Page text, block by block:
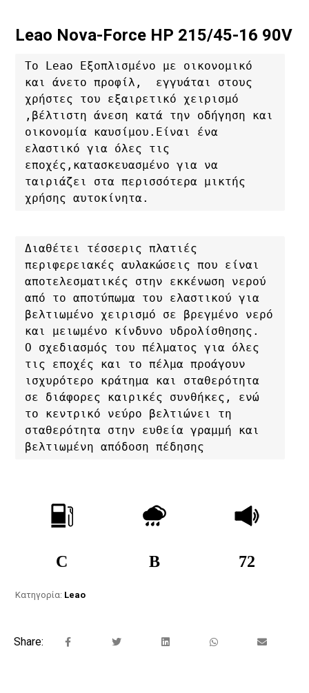
Leao Nova-Force HP 215/45-16 90V
Το Leao Εξοπλισμένο με οικονομικό
και άνετο προφίλ,  εγγυάται στους
χρήστες του εξαιρετικό χειρισμό
,βέλτιστη άνεση κατά την οδήγηση και
οικονομία καυσίμου.Είναι ένα
ελαστικό για όλες τις
εποχές,κατασκευασμένο για να
ταιριάζει στα περισσότερα μικτής
χρήσης αυτοκίνητα.
Διαθέτει τέσσερις πλατιές
περιφερειακές αυλακώσεις που είναι
αποτελεσματικές στην εκκένωση νερού
από το αποτύπωμα του ελαστικού για
βελτιωμένο χειρισμό σε βρεγμένο νερό
και μειωμένο κίνδυνο υδρολίσθησης.
Ο σχεδιασμός του πέλματος για όλες
τις εποχές και το πέλμα προάγουν
ισχυρότερο κράτημα και σταθερότητα
σε διάφορες καιρικές συνθήκες, ενώ
το κεντρικό νεύρο βελτιώνει τη
σταθερότητα στην ευθεία γραμμή και
βελτιωμένη απόδοση πέδησης
C B 72
Κατηγορία: Leao